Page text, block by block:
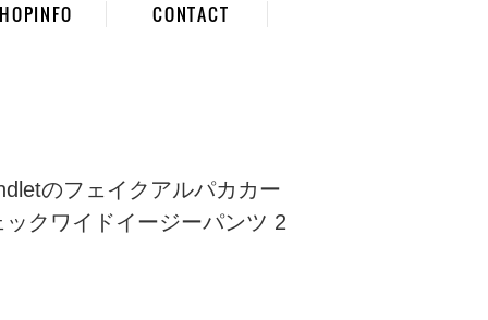
CONTACT
のフェイクアルパカカー
クワイドイージーパンツ 2